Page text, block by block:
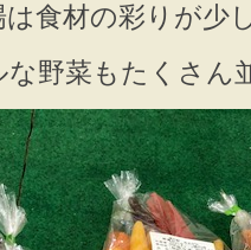
は食材の彩りが少
な野菜もたくさん